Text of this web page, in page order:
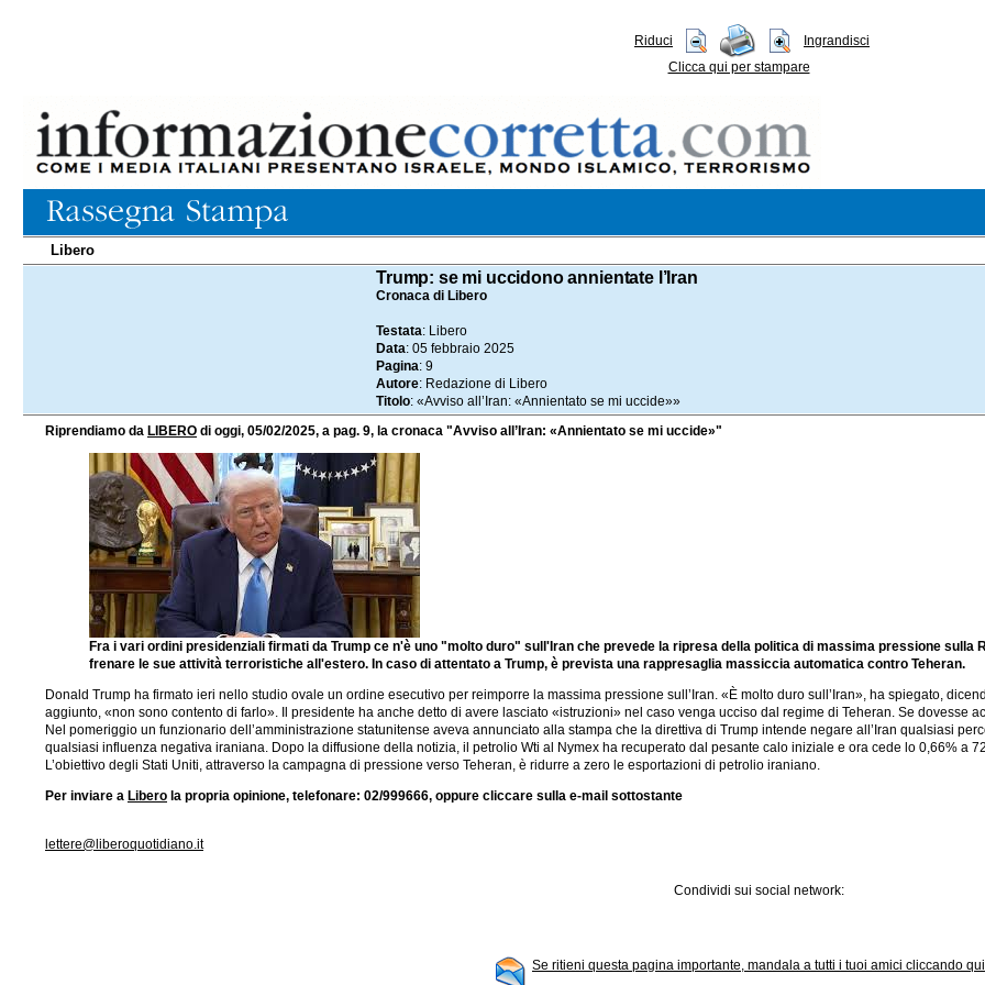
Riduci
Ingrandisci
Clicca qui per stampare
Libero
Trump: se mi uccidono annientate l’Iran
Cronaca di Libero
Testata: Libero
Data: 05 febbraio 2025
Pagina: 9
Autore: Redazione di Libero
Titolo: «Avviso all’Iran: «Annientato se mi uccide»»
Riprendiamo da LIBERO di oggi, 05/02/2025, a pag. 9, la cronaca "Avviso all’Iran: «Annientato se mi uccide»"
Fra i vari ordini presidenziali firmati da Trump ce n'è uno "molto duro" sull'Iran che prevede la ripresa della politica di massima pressione
frenare le sue attività terroristiche all'estero. In caso di attentato a Trump, è prevista una rappresaglia massiccia automatica contro Teheran.
Donald Trump ha firmato ieri nello studio ovale un ordine esecutivo per reimporre la massima pressione sull’Iran. «È molto duro sull’Iran», ha spiegato,
aggiunto, «non sono contento di farlo». Il presidente ha anche detto di avere lasciato «istruzioni» nel caso venga ucciso dal regime di Teheran. Se dovesse
Nel pomeriggio un funzionario dell’amministrazione statunitense aveva annunciato alla stampa che la direttiva di Trump intende negare all’Iran qualsiasi
qualsiasi influenza negativa iraniana. Dopo la diffusione della notizia, il petrolio Wti al Nymex ha recuperato dal pesante calo iniziale e ora cede lo 0,66% a
L’obiettivo degli Stati Uniti, attraverso la campagna di pressione verso Teheran, è ridurre a zero le esportazioni di petrolio iraniano.
Per inviare a Libero la propria opinione, telefonare: 02/999666, oppure cliccare sulla e-mail sottostante
lettere@liberoquotidiano.it
Condividi sui social network:
Se ritieni questa pagina importante, mandala a tutti i tuoi amici cliccando qui